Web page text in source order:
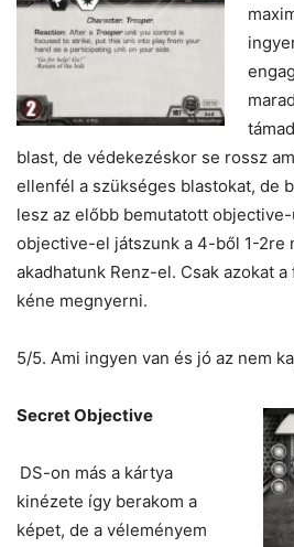
blast, de védekezéskor se rossz
ellenfél a szükséges blastokat, de
lesz az előbb bemutatott
objective-el játszunk a 4-ből 1-2re
akadhatunk Renz-el. Csak azokat
kéne megnyerni.
5/5. Ami ingyen van és jó az nem
Secret Objective
DS-on más a kártya
kinézete így berakom a
képet, de a véleményem